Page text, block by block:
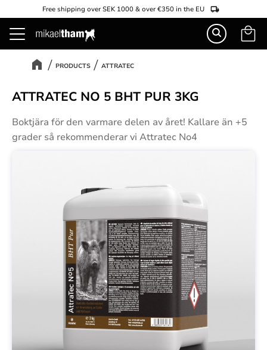
Menu
Free shipping over SEK 1000 & over €350 in the EU
Basket
PRODUCTS ATTRATEC
ATTRATEC NO 5 BHT PUR 3KG
Boktjära för den varmare delen av året! Kallare än +5
grader så rekommenderar vi Attratec No4